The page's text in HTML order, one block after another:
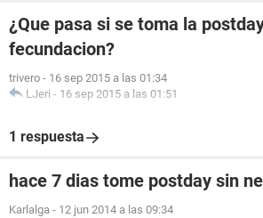
¿Que pasa si se toma la
fecundacion?
trivero - 16 sep 2015 a las 01:34
LJeri - 16 sep 2015 a las 01:51
1 respuesta
hace 7 dias tome postday sin
Karlalga - 12 jun 2014 a las 09:34